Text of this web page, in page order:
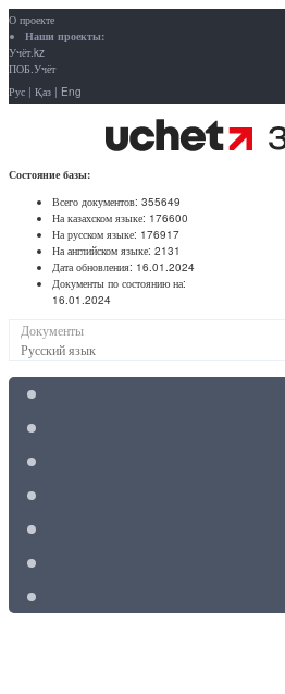
О проекте
Наши проекты:
Учёт.kz
ПОБ.Учёт
Рус | Қаз | Eng
Состояние базы:
Всего документов: 355649
На казахском языке: 176600
На русском языке: 176917
На английском языке: 2131
Дата обновления: 16.01.2024
Документы по состоянию на:
16.01.2024
Документы
Русский язык